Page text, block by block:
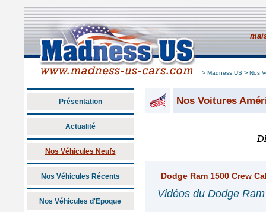
> Madness US > Nos
Présentation
Actualité
Nos Véhicules Neufs
Nos Véhicules Récents
Nos Véhicules d'Epoque
Nos Voitures
Dodge Ram 1500 Crew
Vidéos du Dodge